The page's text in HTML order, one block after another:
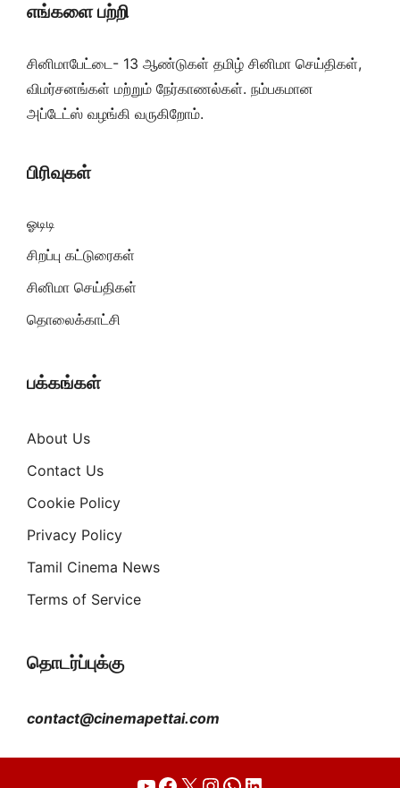
எங்களை பற்றி
சினிமாபேட்டை- 13 ஆண்டுகள் தமிழ் சினிமா செய்திகள்,
விமர்சனங்கள் மற்றும் நேர்காணல்கள். நம்பகமான
அப்டேட்ஸ் வழங்கி வருகிறோம்.
பிரிவுகள்
ஓடிடி
சிறப்பு கட்டுரைகள்
சினிமா செய்திகள்
தொலைக்காட்சி
பக்கங்கள்
About Us
Contact Us
Cookie Policy
Privacy Policy
Tamil Cinema News
Terms of Service
தொடர்ப்புக்கு
contact@cinemapettai.com